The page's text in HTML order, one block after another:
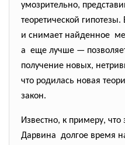
умозрительно,
теоретической гипотезы.
и снимает найденное
а еще лучше —
получение новых,
что родилась новая
закон.
Известно, к примеру,
Дарвина долгое время